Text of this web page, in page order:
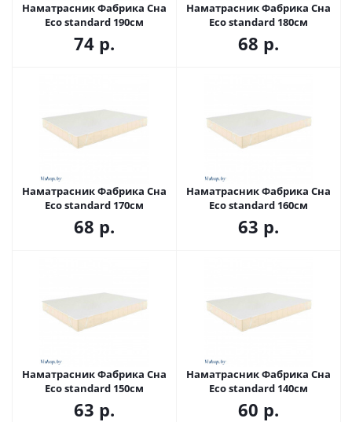
Наматрасник Фабрика Сна
Eco standard 190см
74 р.
Наматрасник Фабрика Сна
Eco standard 180см
68 р.
Наматрасник Фабрика Сна
Eco standard 170см
68 р.
Наматрасник Фабрика Сна
Eco standard 160см
63 р.
Наматрасник Фабрика Сна
Eco standard 150см
63 р.
Наматрасник Фабрика Сна
Eco standard 140см
60 р.